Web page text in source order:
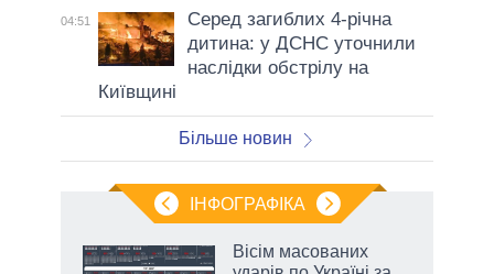
04:51
Серед загиблих 4-річна
дитина: у ДСНС уточнили
наслідки обстрілу на
Київщині
Більше новин
ІНФОГРАФІКА
Вісім масованих